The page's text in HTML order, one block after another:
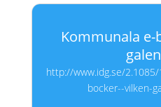
Kommunala
http://www.idg.se/
bocker--vilken-